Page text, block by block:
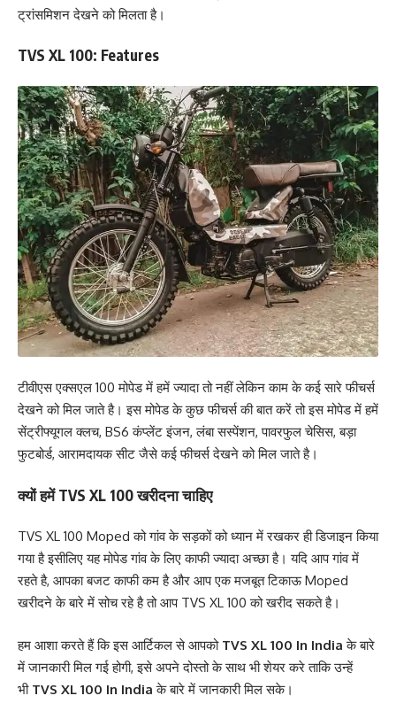
ट्रांसमिशन देखने को मिलता है।
TVS XL 100: Features
टीवीएस एक्सएल 100 मोपेड में हमें ज्यादा तो नहीं लेकिन काम के कई सारे फीचर्स
देखने को मिल जाते है। इस मोपेड के कुछ फीचर्स की बात करें तो इस मोपेड में हमें
सेंट्रीफ्यूगल क्लच, BS6 कंप्लेंट इंजन, लंबा सस्पेंशन, पावरफुल चेसिस, बड़ा
फुटबोर्ड, आरामदायक सीट जैसे कई फीचर्स देखने को मिल जाते है।
क्यों हमें TVS XL 100 खरीदना चाहिए
TVS XL 100 Moped को गांव के सड़कों को ध्यान में रखकर ही डिजाइन किया
गया है इसीलिए यह मोपेड गांव के लिए काफी ज्यादा अच्छा है। यदि आप गांव में
रहते है, आपका बजट काफी कम है और आप एक मजबूत टिकाऊ Moped
खरीदने के बारे में सोच रहे है तो आप TVS XL 100 को खरीद सकते है।
हम आशा करते हैं कि इस आर्टिकल से आपको TVS XL 100 In India के बारे
में जानकारी मिल गई होगी, इसे अपने दोस्तो के साथ भी शेयर करे ताकि उन्हें
भी TVS XL 100 In India के बारे में जानकारी मिल सके।